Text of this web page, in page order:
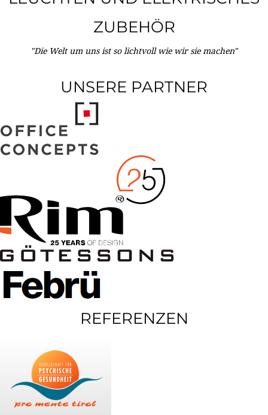
ZUBEHÖR
"Die Welt um uns ist so lichtvoll wie wir sie machen"
UNSERE PARTNER
REFERENZEN